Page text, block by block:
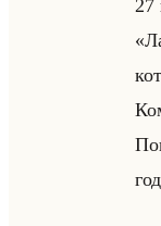
27